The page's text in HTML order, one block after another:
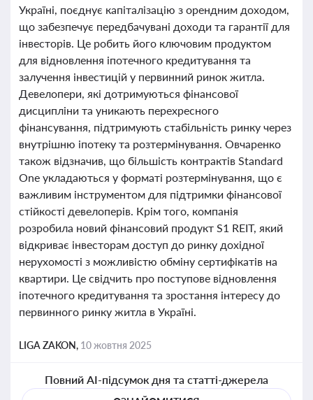
Україні, поєднує капіталізацію з орендним доходом,
що забезпечує передбачувані доходи та гарантії для
інвесторів. Це робить його ключовим продуктом
для відновлення іпотечного кредитування та
залучення інвестицій у первинний ринок житла.
Девелопери, які дотримуються фінансової
дисципліни та уникають перехресного
фінансування, підтримують стабільність ринку через
внутрішню іпотеку та розтермінування. Овчаренко
також відзначив, що більшість контрактів Standard
One укладаються у форматі розтермінування, що є
важливим інструментом для підтримки фінансової
стійкості девелоперів. Крім того, компанія
розробила новий фінансовий продукт S1 REIT, який
відкриває інвесторам доступ до ринку дохідної
нерухомості з можливістю обміну сертифікатів на
квартири. Це свідчить про поступове відновлення
іпотечного кредитування та зростання інтересу до
первинного ринку житла в Україні.
LIGA ZAKON, 10 жовтня 2025
Повний AI-підсумок дня та статті-джерела